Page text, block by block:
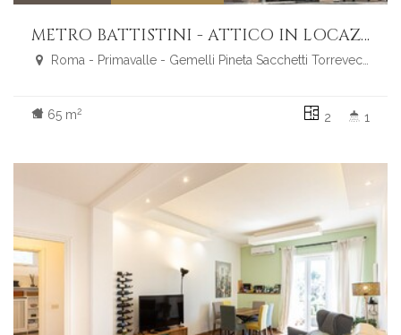
METRO BATTISTINI - ATTICO IN LOCAZIONE CON AMPIA TERRAZZA, CANTINA E POSTO AUTO
Roma - Primavalle - Gemelli Pineta Sacchetti Torrevecchia
65 m2 2 1